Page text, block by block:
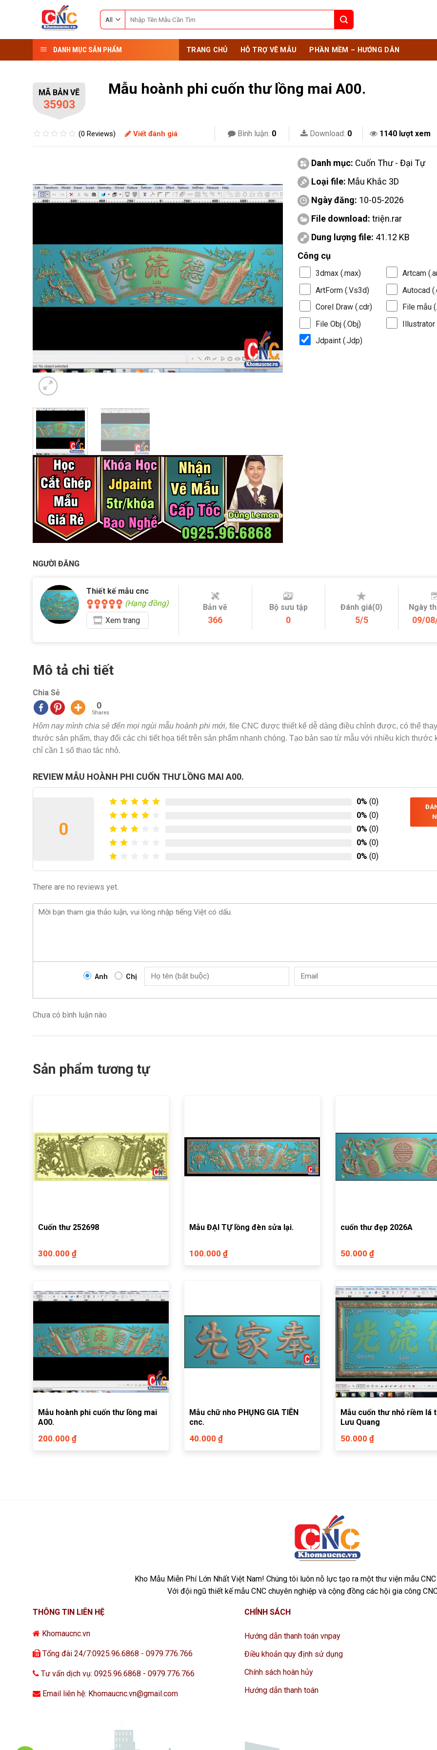
for:
DANH MỤC SẢN PHẨM TRANG CHỦ HỖ TRỢ VẼ MẪU PHẦN MỀM – HƯỚNG DẪN
MÃ BẢN VẼ
35903
Mẫu hoành phi cuốn thư lồng mai A00.
(0 Reviews) Viết đánh giá Bình luận: 0 Download: 0 1140 lượt xem
Danh mục: Cuốn Thư - Đại Tự
Loại file: Mẫu Khắc 3D
Ngày đăng: 10-05-2026
File download: triện.rar
Dung lượng file: 41.12 KB
Công cụ
3dmax (.max)
Artcam
ArtForm (.Vs3d)
Autocad
Corel Draw (.cdr)
File mẫu
File Obj (.Obj)
Illustrator
Jdpaint (.Jdp)
NGƯỜI ĐĂNG
Thiết kế mẫu cnc
(Hạng đồng)
Xem trang
Bản vẽ
366
Bộ sưu tập
0
Đánh giá(0)
5/5
Ngày
09/
Mô tả chi tiết
Chia Sẻ
0
Shares
Hôm nay mình chia sẻ đến mọi ngùi mẫu hoành phi mới, file CNC được thiết kế dễ dàng điều chỉnh được, có thể
thước sản phẩm, thay đổi các chi tiết họa tiết trên sản phẩm nhanh chóng. Tạo bản sao từ mẫu với nhiều kích thước
chỉ cần 1 số thao tác nhỏ.
REVIEW MẪU HOÀNH PHI CUỐN THƯ LỒNG MAI A00.
0
0% (0)
0% (0)
0% (0)
0% (0)
0% (0)
There are no reviews yet.
Anh Chị
Chưa có bình luận nào
Sản phẩm tương tự
Cuốn thư 252698
300.000 ₫
Mẫu ĐẠI TỰ lồng đèn sửa lại.
100.000 ₫
cuốn thư đẹp 2026A
50.000 ₫
Mẫu hoành phi cuốn thư lồng mai
A00.
200.000 ₫
Mẫu chữ nho PHỤNG GIA TIÊN
cnc.
40.000 ₫
Mẫu cuốn thư nhỏ riềm lá
Lưu Quang
50.000 ₫
Kho Mẫu Miễn Phí Lớn Nhất Việt Nam! Chúng tôi luôn nỗ lực tạo ra một thư viện mẫu
Với đội ngũ thiết kế mẫu CNC chuyên nghiệp và cộng đồng các hội gia công
THÔNG TIN LIÊN HỆ
Khomaucnc.vn
Tổng đài 24/7:0925.96.6868 - 0979.776.766
Tư vấn dịch vụ: 0925.96.6868 - 0979.776.766
Email liên hệ: Khomaucnc.vn@gmail.com
CHÍNH SÁCH
Hướng dẫn thanh toán vnpay
Điều khoản quy định sử dụng
Chính sách hoàn hủy
Hướng dẫn thanh toán